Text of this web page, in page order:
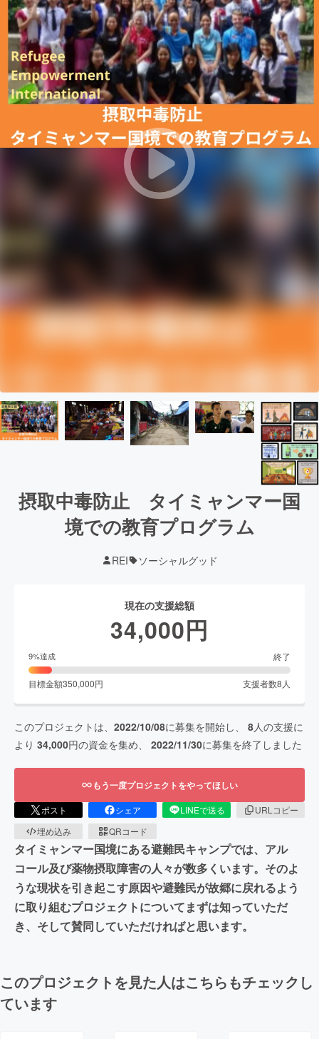
摂取中毒防止 タイミャンマー国
境での教育プログラム
REI ソーシャルグッド
現在の支援総額
34,000円
9%達成 終了
目標金額350,000円 支援者数8 人
このプロジェクトは、 2022/10/08に募集を開始し、 8人の支援に
より 34,000円の資金を集め、 2022/11/30に募集を終了しました
もう一度プロジェクトをやってほしい
ポスト シェア LINEで送る
URLコピー
埋め込み
QRコード
タイミャンマー国境にある避難民キャンプでは、アル
コール及び薬物摂取障害の人々が数多くいます。そのよ
うな現状を引き起こす原因や避難民が故郷に戻れるよう
に取り組むプロジェクトについてまずは知っていただ
き、そして賛同していただければと思います。
このプロジェクトを見た人はこちらもチェックし
ています